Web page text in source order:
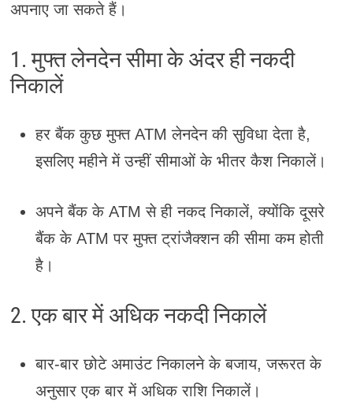
अपनाए जा सकते हैं।
1. मुफ्त लेनदेन सीमा के अंदर ही नकदी
निकालें
हर बैंक कुछ मुफ्त ATM लेनदेन की सुविधा देता है,
इसलिए महीने में उन्हीं सीमाओं के भीतर कैश निकालें।
अपने बैंक के ATM से ही नकद निकालें, क्योंकि दूसरे
बैंक के ATM पर मुफ्त ट्रांजैक्शन की सीमा कम होती
है।
2. एक बार में अधिक नकदी निकालें
बार-बार छोटे अमाउंट निकालने के बजाय, जरूरत के
अनुसार एक बार में अधिक राशि निकालें।